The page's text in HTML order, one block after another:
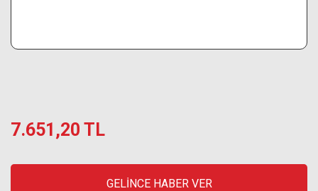
7.651,20 TL
GELİNCE HABER VER